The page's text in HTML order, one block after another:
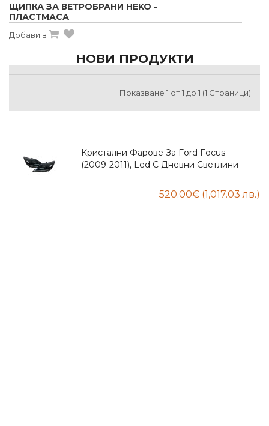
ЩИПКА ЗА ВЕТРОБРАНИ HEKO -
ПЛАСТМАСА
Добави в
Показване 1 от 1 до 1 (1 Страници)
НОВИ ПРОДУКТИ
Кристални Фарове За Ford Focus
(2009-2011), Led С Дневни Светлини
520.00€ (1,017.03 лв.)